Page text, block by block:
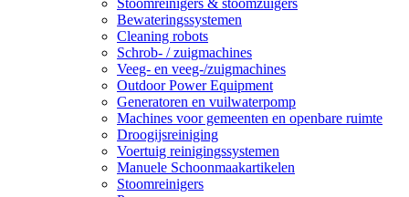
Stoomreinigers & stoomzuigers
Bewateringssystemen
Cleaning robots
Schrob- / zuigmachines
Veeg- en veeg-/zuigmachines
Outdoor Power Equipment
Generatoren en vuilwaterpomp
Machines voor gemeenten en openbare ruimte
Droogijsreiniging
Voertuig reinigingssystemen
Manuele Schoonmaakartikelen
Stoomreinigers